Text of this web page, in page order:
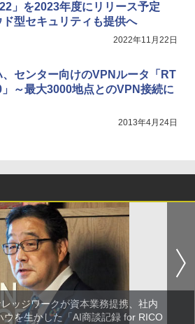
」を2023年度にリリース予定
ド型セキュリティも提供へ
2022年11月22日
、センター向けのVPNルータ「RT
～最大3000地点とのVPN接続に
2013年4月24日
ッジワークが資本業務提携、社内
ウを生かした「AI商談記録 for RICO